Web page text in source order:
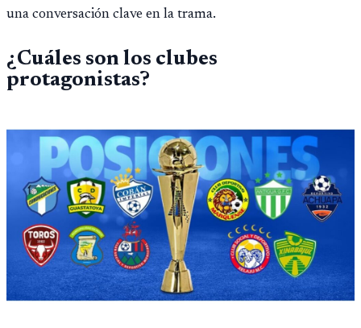
una conversación clave en la trama.
¿Cuáles son los clubes
protagonistas?